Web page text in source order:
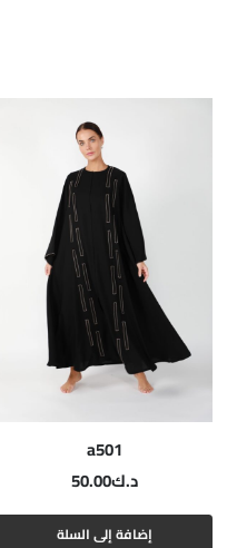
a501
د.ك50.00
إضافة إلى السلة